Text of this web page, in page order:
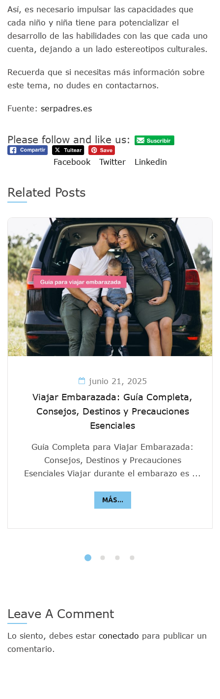
Así, es necesario impulsar las capacidades que
cada niño y niña tiene para potencializar el
desarrollo de las habilidades con las que cada uno
cuenta, dejando a un lado estereotipos culturales.
Recuerda que si necesitas más información sobre
este tema, no dudes en contactarnos.
Fuente: serpadres.es
Please follow and like us:
Facebook Twitter Linkedin
Related Posts
junio 21, 2025
Viajar Embarazada: Guía Completa,
Consejos, Destinos y Precauciones
Esenciales
Guía Completa para Viajar Embarazada:
Consejos, Destinos y Precauciones
Esenciales Viajar durante el embarazo es ...
MÁS...
Leave A Comment
Lo siento, debes estar conectado para publicar un
comentario.